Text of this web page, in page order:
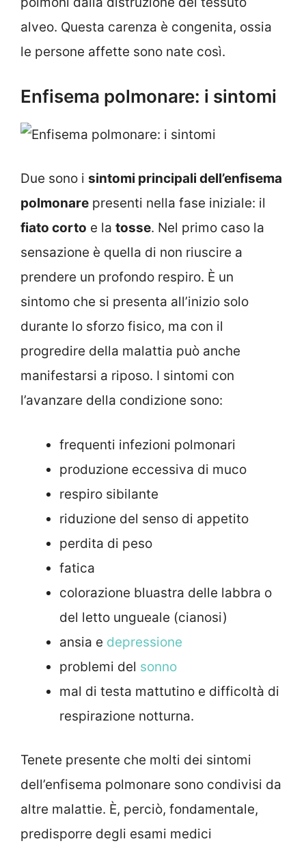
alveo. Questa carenza è congenita, ossia
le persone affette sono nate così.
Enfisema polmonare: i sintomi
Due sono i sintomi principali dell’enfisema
polmonare presenti nella fase iniziale: il
fiato corto e la tosse. Nel primo caso la
sensazione è quella di non riuscire a
prendere un profondo respiro. È un
sintomo che si presenta all’inizio solo
durante lo sforzo fisico, ma con il
progredire della malattia può anche
manifestarsi a riposo. I sintomi con
l’avanzare della condizione sono:
frequenti infezioni polmonari
produzione eccessiva di muco
respiro sibilante
riduzione del senso di appetito
perdita di peso
fatica
colorazione bluastra delle labbra o
del letto ungueale (cianosi)
ansia e depressione
problemi del sonno
mal di testa mattutino e difficoltà di
respirazione notturna.
Tenete presente che molti dei sintomi
dell’enfisema polmonare sono condivisi da
altre malattie. È, perciò, fondamentale,
predisporre degli esami medici